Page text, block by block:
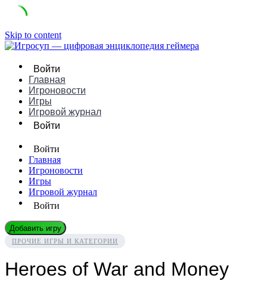
Skip to content
Войти
Главная
Игроновости
Игры
Игровой журнал
Войти
Войти
Главная
Игроновости
Игры
Игровой журнал
Войти
Добавить игру
ПРОЧИЕ ИГРЫ И КАТЕГОРИИ
Heroes of War and Money